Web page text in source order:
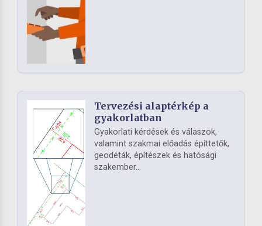
Tervezési alaptérkép a
gyakorlatban
Gyakorlati kérdések és válaszok,
valamint szakmai előadás építtetők,
geodéták, építészek és hatósági
szakember...